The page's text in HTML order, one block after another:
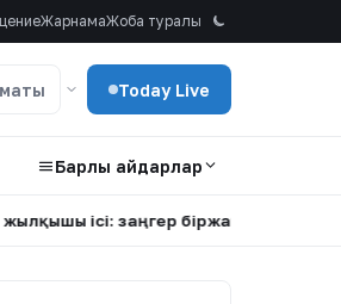
ЖарнамаЖоба туралы
Today Live
Барлық айдарлар
заңгер біржақты ақпаратқа